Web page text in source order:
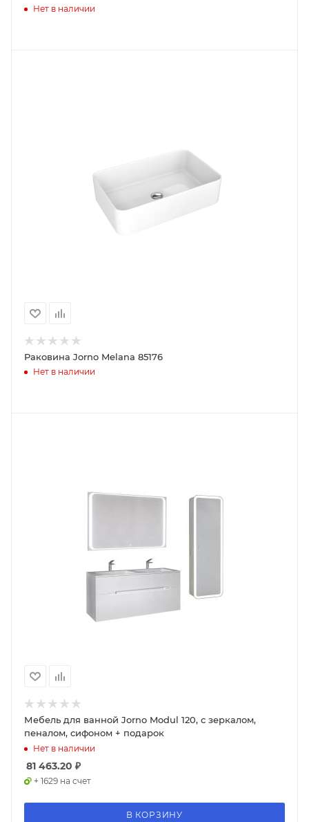
Нет в наличии
Раковина Jorno Melana 85176
Нет в наличии
Мебель для ванной Jorno Modul 120, с зеркалом,
пеналом, сифоном + подарок
Нет в наличии
81 463.20 ₽
+ 1629 на счет
В КОРЗИНУ